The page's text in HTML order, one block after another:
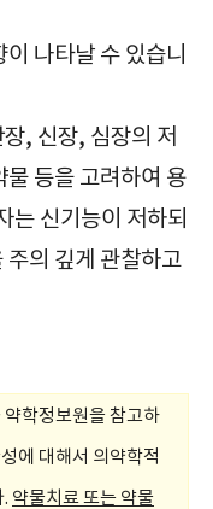
나타날 수 있습니
, 신장, 심장의 저
물 등을 고려하여 용
는 신기능이 저하되
주의 깊게 관찰하고
학정보원을 참고하
에 대해서 의약학적
약물치료 또는 약물